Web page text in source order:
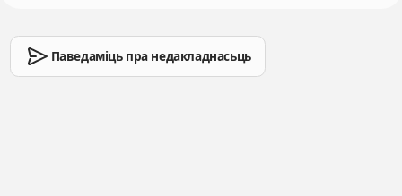
Паведаміць пра недакладнасьць